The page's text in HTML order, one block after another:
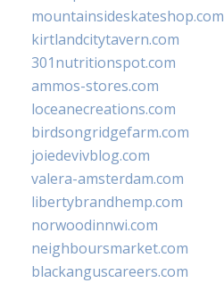
mountainsideskateshop.com
kirtlandcitytavern.com
301nutritionspot.com
ammos-stores.com
loceanecreations.com
birdsongridgefarm.com
joiedevivblog.com
valera-amsterdam.com
libertybrandhemp.com
norwoodinnwi.com
neighboursmarket.com
blackanguscareers.com